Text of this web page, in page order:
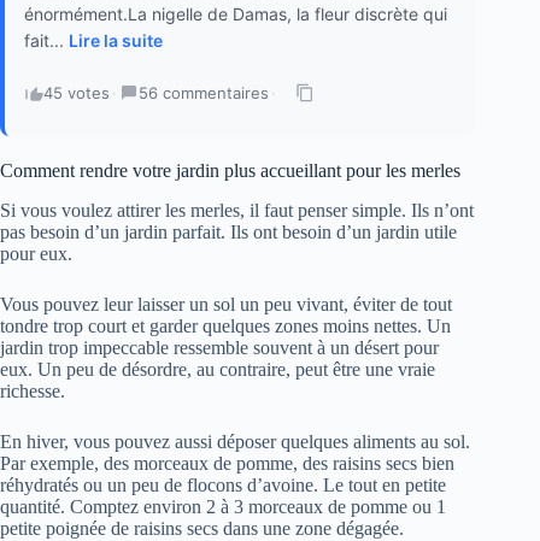
énormément.La nigelle de Damas, la fleur discrète qui
fait... Lire la suite
45 votes · 56 commentaires ·
Comment rendre votre jardin plus accueillant pour les merles
Si vous voulez attirer les merles, il faut penser simple. Ils n’ont
pas besoin d’un jardin parfait. Ils ont besoin d’un jardin utile
pour eux.
Vous pouvez leur laisser un sol un peu vivant, éviter de tout
tondre trop court et garder quelques zones moins nettes. Un
jardin trop impeccable ressemble souvent à un désert pour
eux. Un peu de désordre, au contraire, peut être une vraie
richesse.
En hiver, vous pouvez aussi déposer quelques aliments au sol.
Par exemple, des morceaux de pomme, des raisins secs bien
réhydratés ou un peu de flocons d’avoine. Le tout en petite
quantité. Comptez environ 2 à 3 morceaux de pomme ou 1
petite poignée de raisins secs dans une zone dégagée.